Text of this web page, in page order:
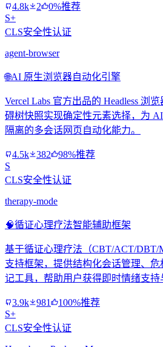
4.8k 2
0%推荐
S+
CLS安全性认证
agent-browser
🌐AI 原生浏览器自动化引擎
Vercel Labs 官方出品的 Headless 浏
碍树快照实现确定性元素选择，为
隔离的多会话网页自动化能力。
4.5k 382
98%推荐
S
CLS安全性认证
therapy-mode
🧠循证心理疗法智能辅助框架
基于循证心理疗法（CBT/ACT/
支持框架，提供结构化会话管理、
记工具，帮助用户获得即时情绪支持
3.9k 981
100%推荐
S+
CLS安全性认证